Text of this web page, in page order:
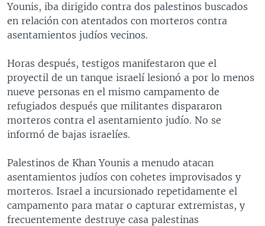
VENEZUELA
BRASIL
NICARAGUA
ECONOMÍA
ENTRETENIMIENTO Y CULTURA
DEPORTES
CIENCIA Y SALUD
MULTIMEDIA
VIDEOS
AUDIOS
PROGRAMAS TV
FORO INTERAMERICANO
VISIÓN 360
LAS CLAVES
PANORAMA
AVANCE INFORMATIVO
AUDIONOTICIAS
BUENOS DÍAS AMÉRICA
ESTADOS UNIDOS AL DÍA
FORO [RADIO]
DEPORTIVO INTERNACIONAL
NOTA ECONÓMICA
DIRECT
DOCUMENTALES DE LA VOA
Learning English
Idiomas
Younis, iba dirigido contra dos palestinos buscados
en relación con atentados con morteros contra
asentamientos judíos vecinos.
Horas después, testigos manifestaron que el
proyectil de un tanque israelí lesionó a por lo menos
nueve personas en el mismo campamento de
refugiados después que militantes dispararon
morteros contra el asentamiento judío. No se
informó de bajas israelíes.
Palestinos de Khan Younis a menudo atacan
asentamientos judíos con cohetes improvisados y
morteros. Israel a incursionado repetidamente el
campamento para matar o capturar extremistas, y
frecuentemente destruye casa palestinas